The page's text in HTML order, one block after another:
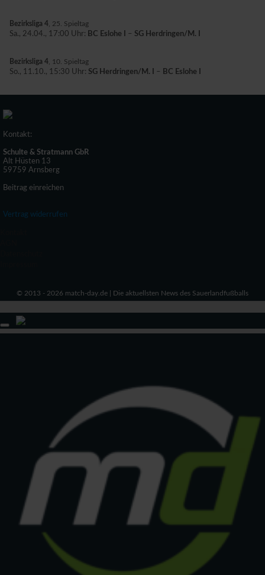
Bezirksliga 4 , 25. Spieltag
Sa., 24.04., 17:00 Uhr: BC Eslohe I – SG Herdringen/M. I
Bezirksliga 4 , 10. Spieltag
So., 11.10., 15:30 Uhr: SG Herdringen/M. I – BC Eslohe I
Kontakt:
Schulte & Stratmann GbR
Alt Hüsten 13
59759 Arnsberg
Beitrag einreichen
Vertrag widerrufen
© 2013 - 2026 match-day.de | Die aktuellsten News des Sauerlandfußballs